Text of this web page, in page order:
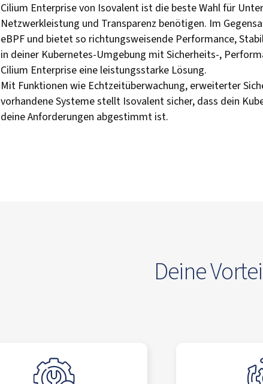
Cilium Enterprise von Isovalent ist die beste Wahl für
Netzwerkleistung und Transparenz benötigen. Im
eBPF und bietet so richtungsweisende Performance,
in deiner Kubernetes-Umgebung mit Sicherheits-,
Cilium Enterprise eine leistungsstarke Lösung.
Mit Funktionen wie Echtzeitüberwachung, erweiterter
vorhandene Systeme stellt Isovalent sicher, dass dein
deine Anforderungen abgestimmt ist.
Deine